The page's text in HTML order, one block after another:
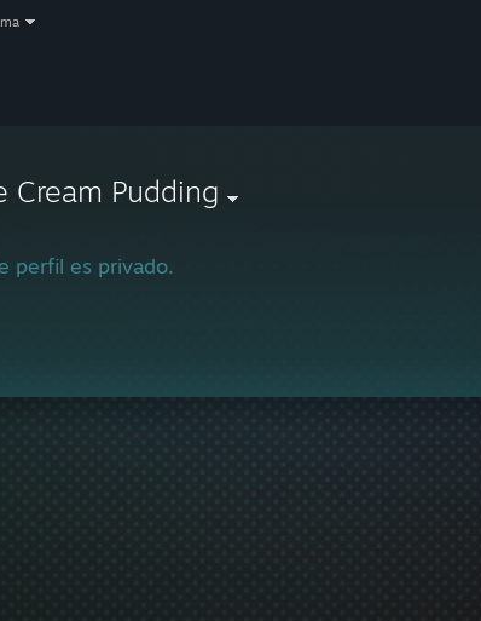
Cream Pudding
perfil es privado.